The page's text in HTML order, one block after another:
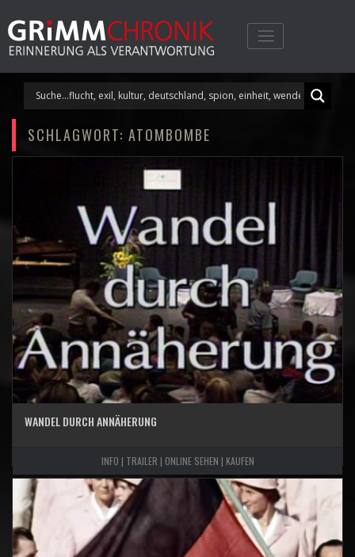
content
SCHLAGWORT: ATOMBOMBE
WANDEL DURCH ANNÄHERUNG
INFO | TRAILER | ONLINE SEHEN | KAUFEN